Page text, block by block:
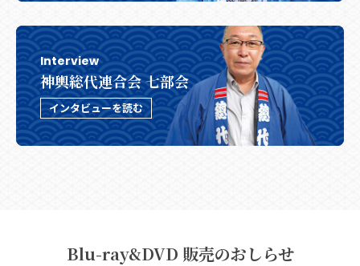
Interview
神輿総代連合会 七部会
インタビューを読む
Blu-ray&DVD 販売のおしらせ